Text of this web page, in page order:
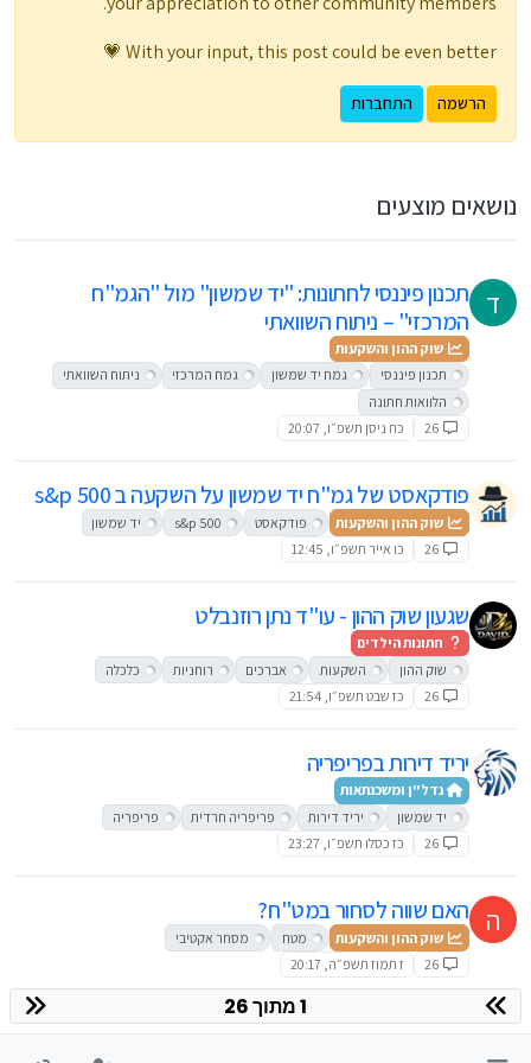
With your input, this post could be even better 💗
הרשמה התחברות
נושאים מוצעים
ד
תכנון פיננסי לחתונות: "יד שמשון" מול "הגמ"ח
המרכזי" – ניתוח השוואתי
שוק ההון והשקעות
תכנון פיננסי
גמח יד שמשון גמח המרכזי
ניתוח השוואתי
הלוואות חתונה
26
כח ניסן תשפ״ו, 20:07
פודקאסט של גמ"ח יד שמשון על השקעה ב s&p 500
שוק ההון והשקעות פודקאסט s&p 500
יד שמשון
26
כו אייר תשפ״ו, 12:45
שגעון שוק ההון - עו"ד נתן רוזנבלט
חתונות הילדים
שוק ההון
השקעות אברכים רוחניות
כלכלה
26
כז שבט תשפ״ו, 21:54
יריד דירות בפריפריה
נדל"ן ומשכנתאות
יד שמשון
יריד דירות פריפריה חרדית
פריפריה
26
כז כסלו תשפ״ו, 23:27
ה האם שווה לסחור במט"ח?
שוק ההון והשקעות מטח
מסחר אקטיבי
26
ז תמוז תשפ״ה, 20:17
1 מתוך 26